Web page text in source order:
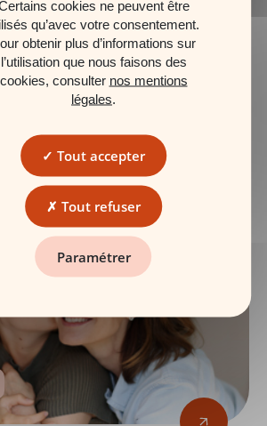
votre épargne à des experts
cookies ne peuvent être
qu’avec votre consentement.
obtenir plus d’informations sur
l’utilisation que nous faisons des
cookies, consulter nos mentions
légales
Tout accepter
Tout refuser
Paramétrer